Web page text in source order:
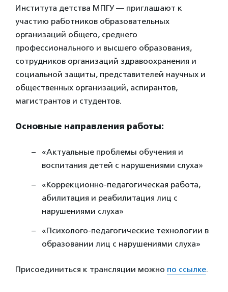
Института детства МПГУ — приглашают к
участию работников образовательных
организаций общего, среднего
профессионального и высшего образования,
сотрудников организаций здравоохранения и
социальной защиты, представителей научных и
общественных организаций, аспирантов,
магистрантов и студентов.
Основные направления работы:
«Актуальные проблемы обучения и
воспитания детей с нарушениями слуха»
«Коррекционно-педагогическая работа,
абилитация и реабилитация лиц с
нарушениями слуха»
«Психолого-педагогические технологии в
образовании лиц с нарушениями слуха»
Присоединиться к трансляции можно по ссылке.